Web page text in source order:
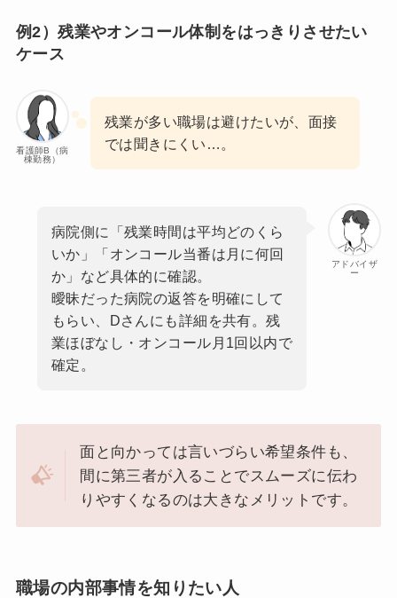
例2）残業やオンコール体制をはっきりさせたい
ケース
看護師B（病
棟勤務）
残業が多い職場は避けたいが、面接
では聞きにくい…。
アドバイザ
ー
病院側に「残業時間は平均どのくら
いか」「オンコール当番は月に何回
か」など具体的に確認。
曖昧だった病院の返答を明確にして
もらい、Dさんにも詳細を共有。残
業ほぼなし・オンコール月1回以内で
確定。
面と向かっては言いづらい希望条件も、
間に第三者が入ることでスムーズに伝わ
りやすくなるのは大きなメリットです。
職場の内部事情を知りたい人